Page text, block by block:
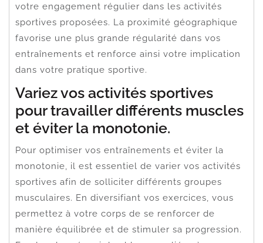
votre engagement régulier dans les activités
sportives proposées. La proximité géographique
favorise une plus grande régularité dans vos
entraînements et renforce ainsi votre implication
dans votre pratique sportive.
Variez vos activités sportives
pour travailler différents muscles
et éviter la monotonie.
Pour optimiser vos entraînements et éviter la
monotonie, il est essentiel de varier vos activités
sportives afin de solliciter différents groupes
musculaires. En diversifiant vos exercices, vous
permettez à votre corps de se renforcer de
manière équilibrée et de stimuler sa progression.